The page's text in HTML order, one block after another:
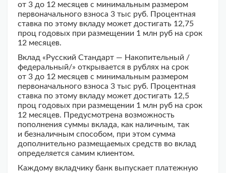
от 3 до 12 месяцев с минимальным размером
первоначального взноса 3 тыс руб. Процентная
ставка по этому вкладу может достигать 12,75
проц годовых при размещении 1 млн руб на срок
12 месяцев.
Вклад «Русский Стандарт — Накопительный /
федеральный/» открывается в рублях на срок
от 3 до 12 месяцев с минимальным размером
первоначального взноса 3 тыс руб. Процентная
ставка по этому вкладу может достигать 12,5
проц годовых при размещении 1 млн руб на срок
12 месяцев. Предусмотрена возможность
пополнения суммы вклада, как наличным, так
и безналичным способом, при этом сумма
дополнительно размещаемых средств во вклад
определяется самим клиентом.
Каждому вкладчику банк выпускает платежную